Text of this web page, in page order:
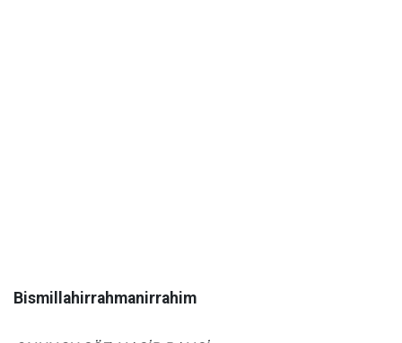
Bismillahirrahmanirrahim